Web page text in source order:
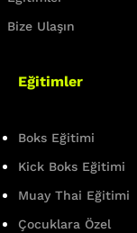
Bize Ulaşın
Eğitimler
Boks Eğitimi
Kick Boks Eğitimi
Muay Thai Eğitimi
Çocuklara Özel